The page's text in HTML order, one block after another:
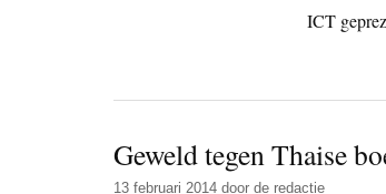
ICT
Geweld tegen Thaise
13 februari 2014 door de redactie